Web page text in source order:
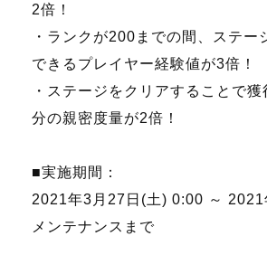
2倍！
・ランクが200までの間、ステー
できるプレイヤー経験値が3倍！
・ステージをクリアすることで
分の親密度量が2倍！
■実施期間：
2021年3月27日(土) 0:00 ～
メンテナンスまで